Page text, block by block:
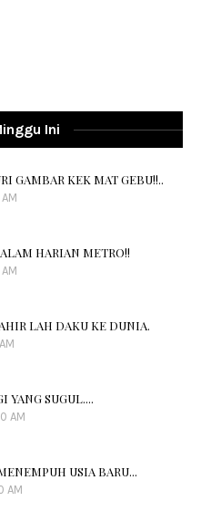
Ini
GAMBAR KEK MAT GEBU!!..
HARIAN METRO!!
LAH DAKU KE DUNIA.
YANG SUGUL....
AM
USIA BARU...
AM